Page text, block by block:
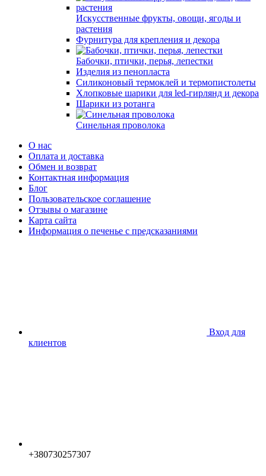
Искусственные фрукты, овощи, ягоды и
растения
Фурнитура для крепления и декора
Бабочки, птички, перья, лепестки
Изделия из пенопласта
Силиконовый термоклей и термопистолеты
Хлопковые шарики для led-гирлянд и декора
Шарики из ротанга
Синельная проволока
О нас
Оплата и доставка
Обмен и возврат
Контактная информация
Блог
Пользовательское соглашение
Отзывы о магазине
Карта сайта
Информация о печенье с предсказаниями
Вход для
клиентов
+380730257307